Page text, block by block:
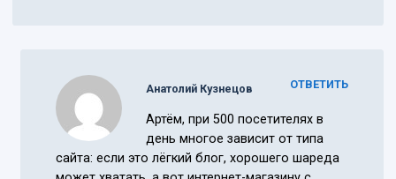
ОТВЕТИТЬ
Анатолий Кузнецов
Артём, при 500 посетителях в
день многое зависит от типа
сайта: если это лёгкий блог, хорошего шареда